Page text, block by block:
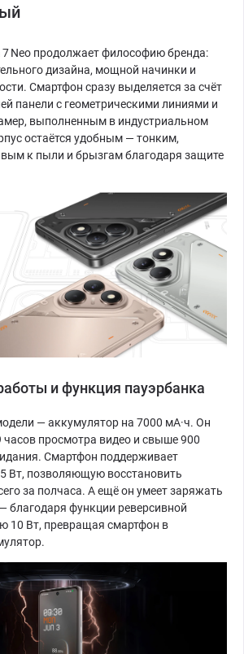
7 Neo продолжает философию бренда:
дизайна, мощной начинки и
Смартфон сразу выделяется за счёт
панели с геометрическими линиями и
выполненным в индустриальном
остаётся удобным — тонким,
к пыли и брызгам благодаря защите
и функция пауэрбанка
— аккумулятор на 7000 мА·ч. Он
часов просмотра видео и свыше 900
Смартфон поддерживает
Вт, позволяющую восстановить
за полчаса. А ещё он умеет заряжать
благодаря функции реверсивной
10 Вт, превращая смартфон в